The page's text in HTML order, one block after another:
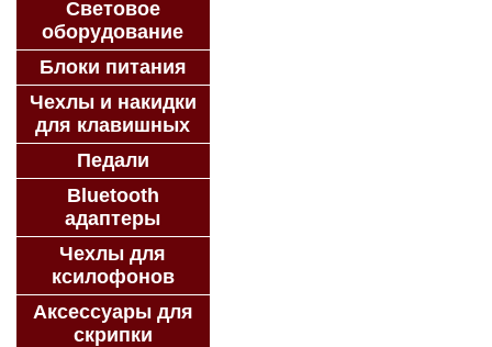
Световое
оборудование
Блоки питания
Чехлы и накидки
для клавишных
Педали
Bluetooth
адаптеры
Чехлы для
ксилофонов
Аксессуары для
скрипки